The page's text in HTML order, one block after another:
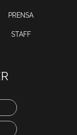
PRENSA
STAFF